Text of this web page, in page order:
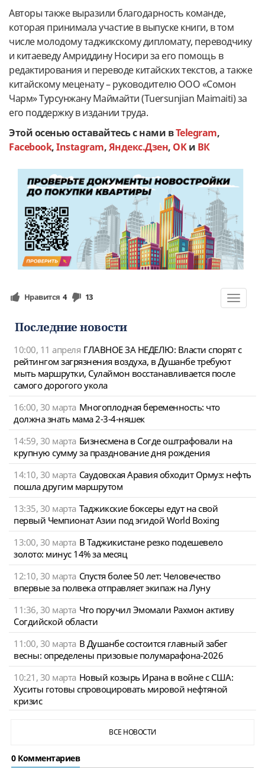
Авторы также выразили благодарность команде,
которая принимала участие в выпуске книги, в том
числе молодому таджикскому дипломату, переводчику
и китаеведу Амриддину Носири за его помощь в
редактирования и переводе китайских текстов, а также
китайскому меценату – руководителю ООО «Сомон
Чарм» Турсунжану Маймайти (Tuersunjian Maimaiti) за
его поддержку в издании труда.
Этой осенью оставайтесь с нами вTelegram,
Facebook,Instagram,Яндекс.Дзен, OKи ВК
Toggle
Нравится 4 13
Последние новости
10:00, 11 апреля ГЛАВНОЕ ЗА НЕДЕЛЮ: Власти спорят с
рейтингом загрязнения воздуха, в Душанбе требуют
мыть маршрутки, Сулаймон восстанавливается после
самого дорогого укола
16:00, 30 марта Многоплодная беременность: что
должна знать мама 2-3-4-няшек
14:59, 30 марта Бизнесмена в Согде оштрафовали на
крупную сумму за празднование дня рождения
14:10, 30 марта Саудовская Аравия обходит Ормуз: нефть
пошла другим маршрутом
13:35, 30 марта Таджикские боксеры едут на свой
первый Чемпионат Азии под эгидой World Boxing
13:00, 30 марта В Таджикистане резко подешевело
золото: минус 14% за месяц
12:10, 30 марта Спустя более 50 лет: Человечество
впервые за полвека отправляет экипаж на Луну
11:36, 30 марта Что поручил Эмомали Рахмон активу
Согдийской области
11:00, 30 марта В Душанбе состоится главный забег
весны: определены призовые полумарафона-2026
10:21, 30 марта Новый козырь Ирана в войне с США:
Хуситы готовы спровоцировать мировой нефтяной
кризис
ВСЕ НОВОСТИ
0 Комментариев